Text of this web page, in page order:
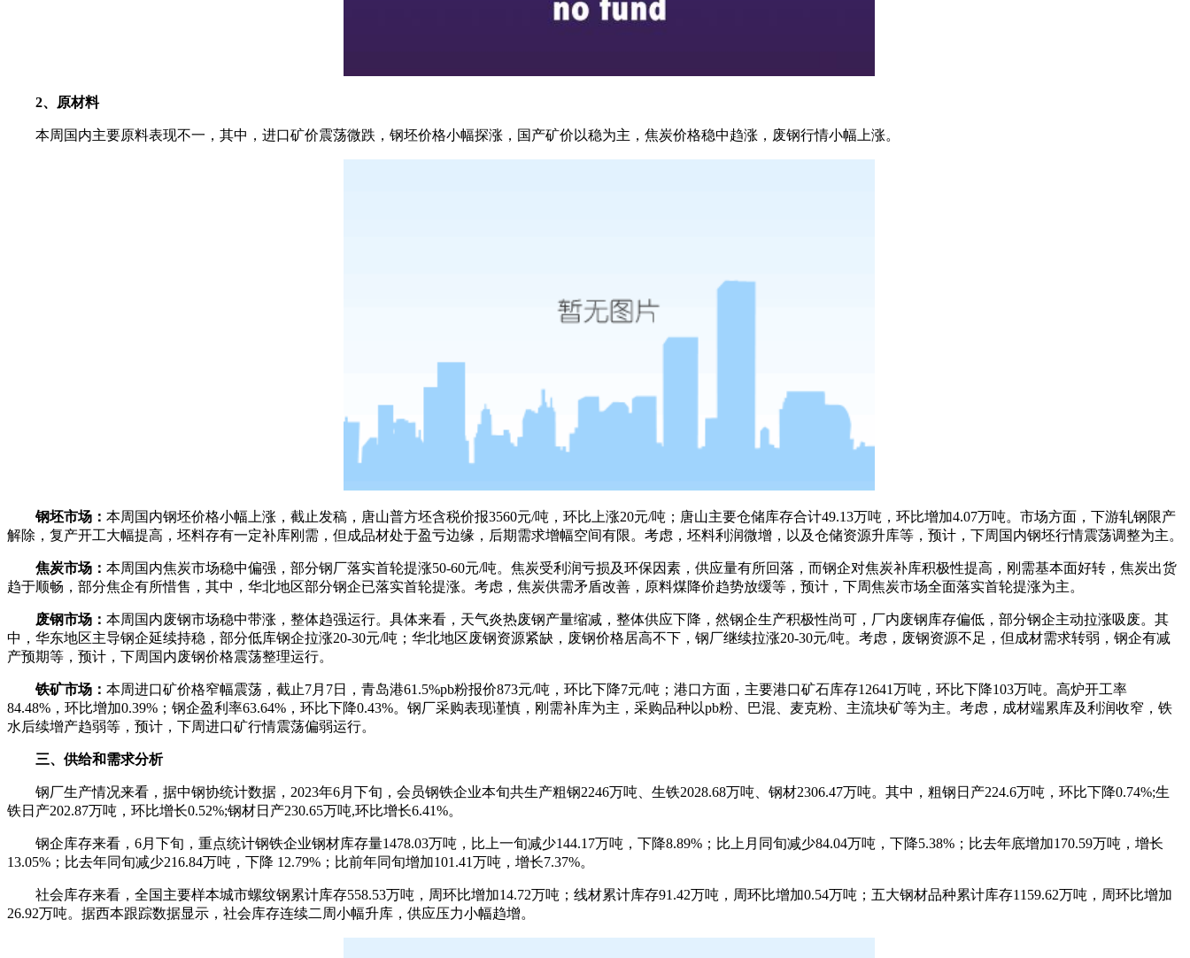
2、原材料
本周国内主要原料表现不一，其中，进口矿价震荡微跌，钢坯价格小幅探涨，国产矿价以稳为主，焦炭价格稳中趋涨，废钢行情小幅上涨。
钢坯市场： 本周国内钢坯价格小幅上涨，截止发稿，唐山普方坯含税价报3560元/吨，环比上涨20元/吨；唐山主要仓储库存合计49.13万吨，环比增加4.07万吨。市场方面，下游轧钢限产
解除，复产开工大幅提高，坯料存有一定补库刚需，但成品材处于盈亏边缘，后期需求增幅空间有限。考虑，坯料利润微增，以及仓储资源升库等，预计，下周国内钢坯行情震荡调整为主。
焦炭市场： 本周国内焦炭市场稳中偏强，部分钢厂落实首轮提涨50-60元/吨。焦炭受利润亏损及环保因素，供应量有所回落，而钢企对焦炭补库积极性提高，刚需基本面好转，焦炭出货
趋于顺畅，部分焦企有所惜售，其中，华北地区部分钢企已落实首轮提涨。考虑，焦炭供需矛盾改善，原料煤降价趋势放缓等，预计，下周焦炭市场全面落实首轮提涨为主。
废钢市场： 本周国内废钢市场稳中带涨，整体趋强运行。具体来看，天气炎热废钢产量缩减，整体供应下降，然钢企生产积极性尚可，厂内废钢库存偏低，部分钢企主动拉涨吸废。其
中，华东地区主导钢企延续持稳，部分低库钢企拉涨20-30元/吨；华北地区废钢资源紧缺，废钢价格居高不下，钢厂继续拉涨20-30元/吨。考虑，废钢资源不足，但成材需求转弱，钢企有减
产预期等，预计，下周国内废钢价格震荡整理运行。
铁矿市场： 本周进口矿价格窄幅震荡，截止7月7日，青岛港61.5%pb粉报价873元/吨，环比下降7元/吨；港口方面，主要港口矿石库存12641万吨，环比下降103万吨。高炉开工率
84.48%，环比增加0.39%；钢企盈利率63.64%，环比下降0.43%。钢厂采购表现谨慎，刚需补库为主，采购品种以pb粉、巴混、麦克粉、主流块矿等为主。考虑，成材端累库及利润收窄，铁
水后续增产趋弱等，预计，下周进口矿行情震荡偏弱运行。
三、供给和需求分析
钢厂生产情况来看，据中钢协统计数据，2023年6月下旬，会员钢铁企业本旬共生产粗钢2246万吨、生铁2028.68万吨、钢材2306.47万吨。其中，粗钢日产224.6万吨，环比下降0.74%;生
铁日产202.87万吨，环比增长0.52%;钢材日产230.65万吨,环比增长6.41%。
钢企库存来看，6月下旬，重点统计钢铁企业钢材库存量1478.03万吨，比上一旬减少144.17万吨，下降8.89%；比上月同旬减少84.04万吨，下降5.38%；比去年底增加170.59万吨，增长
13.05%；比去年同旬减少216.84万吨，下降 12.79%；比前年同旬增加101.41万吨，增长7.37%。
社会库存来看，全国主要样本城市螺纹钢累计库存558.53万吨，周环比增加14.72万吨；线材累计库存91.42万吨，周环比增加0.54万吨；五大钢材品种累计库存1159.62万吨，周环比增加
26.92万吨。据西本跟踪数据显示，社会库存连续二周小幅升库，供应压力小幅趋增。